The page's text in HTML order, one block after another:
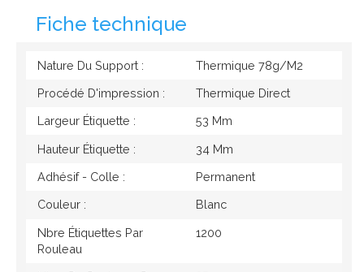
Fiche technique
Nature Du Support : Thermique 78g/M2
Procédé D'impression : Thermique Direct
Largeur Étiquette : 53 Mm
Hauteur Étiquette : 34 Mm
Adhésif - Colle : Permanent
Couleur : Blanc
Nbre Étiquettes Par
Rouleau
1200